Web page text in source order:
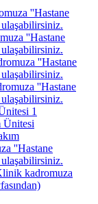
''Hastane
''Hastane
''Hastane
''Hastane
1
Ünitesi
''Hastane
kadromuza